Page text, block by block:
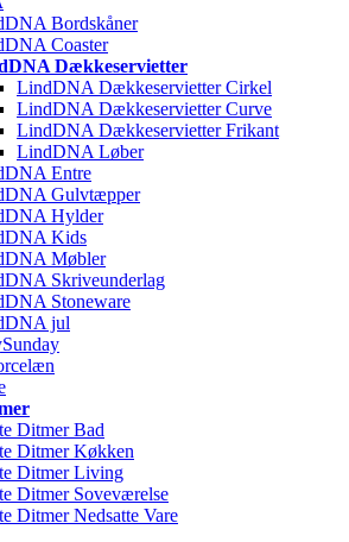
Bordskåner
Coaster
Dækkeservietter
LindDNA Dækkeservietter Cirkel
LindDNA Dækkeservietter Curve
LindDNA Dækkeservietter Frikant
LindDNA Løber
Entre
Gulvtæpper
Hylder
Kids
Møbler
Skriveunderlag
Stoneware
jul
Ditmer Bad
Ditmer Køkken
Ditmer Living
Ditmer Soveværelse
Ditmer Nedsatte Vare